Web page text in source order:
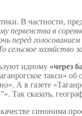
В частности,
первенства в
голосованием
сельское хозяйство
идиому «через
такси»
А в газете
Так сказать,
качестве синонима